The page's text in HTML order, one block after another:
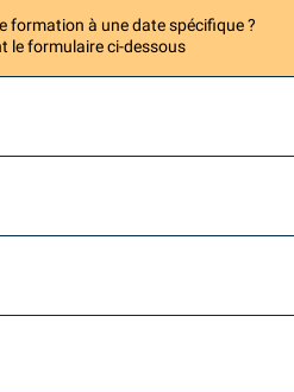
formation à une date spécifique ?
le formulaire ci-dessous